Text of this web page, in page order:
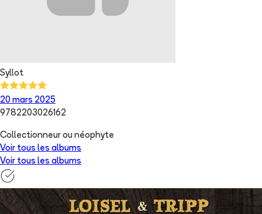
Syllot
20 mars 2025
9782203026162
Collectionneur ou néophyte
Voir tous les albums
Voir tous les albums